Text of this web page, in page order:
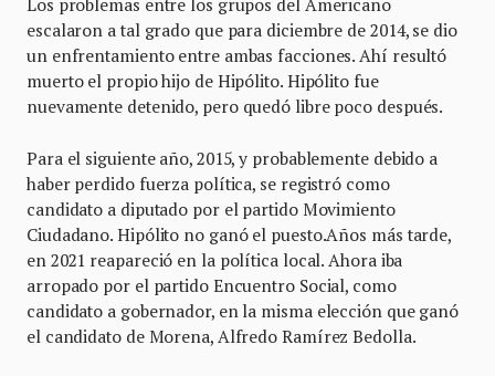
Los problemas entre los grupos del Americano
escalaron a tal grado que para diciembre de 2014, se dio
un enfrentamiento entre ambas facciones. Ahí resultó
muerto el propio hijo de Hipólito. Hipólito fue
nuevamente detenido, pero quedó libre poco después.
Para el siguiente año, 2015, y probablemente debido a
haber perdido fuerza política, se registró como
candidato a diputado por el partido Movimiento
Ciudadano. Hipólito no ganó el puesto.Años más tarde,
en 2021 reapareció en la política local. Ahora iba
arropado por el partido Encuentro Social, como
candidato a gobernador, en la misma elección que ganó
el candidato de Morena, Alfredo Ramírez Bedolla.